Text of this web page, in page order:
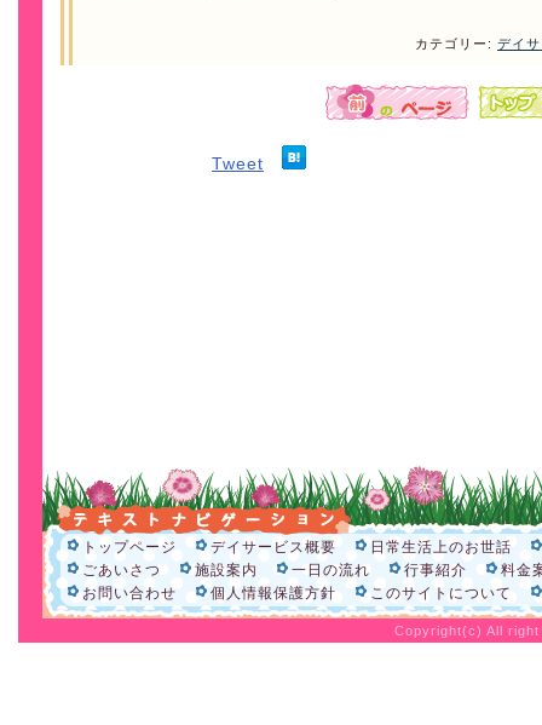
カテゴリー: デイ
Tweet
トップページ デイサービス概要
日常生活上のお世話
ごあいさつ
施設案内 一日の流れ 行事紹介
料金
お問い合わせ
個人情報保護方針 このサイトについて
Copyright(c) All